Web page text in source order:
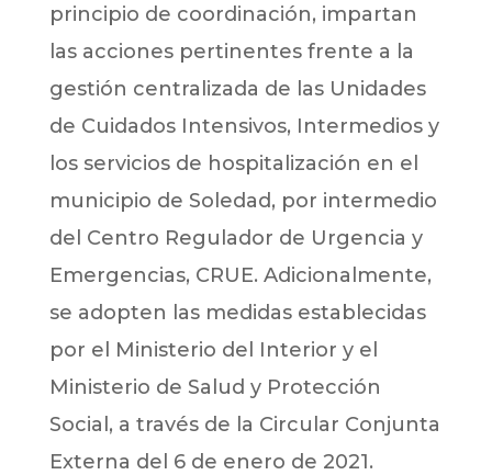
principio de coordinación, impartan
las acciones pertinentes frente a la
gestión centralizada de las Unidades
de Cuidados Intensivos, Intermedios y
los servicios de hospitalización en el
municipio de Soledad, por intermedio
del Centro Regulador de Urgencia y
Emergencias, CRUE. Adicionalmente,
se adopten las medidas establecidas
por el Ministerio del Interior y el
Ministerio de Salud y Protección
Social, a través de la Circular Conjunta
Externa del 6 de enero de 2021.